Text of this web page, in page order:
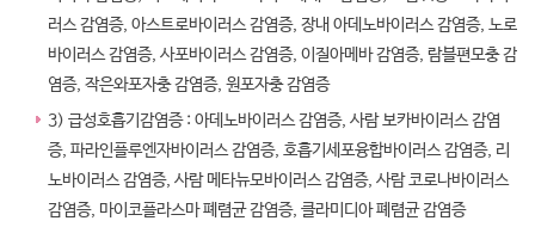
러스 감염증, 아스트로바이러스 감염증, 장내 아데노바이러스 감염증, 노로
바이러스 감염증, 사포바이러스 감염증, 이질아메바 감염증, 람블편모충 감
염증, 작은와포자충 감염증, 원포자충 감염증
3) 급성호흡기감염증 : 아데노바이러스 감염증, 사람 보카바이러스 감염
증, 파라인플루엔자바이러스 감염증, 호흡기세포융합바이러스 감염증, 리
노바이러스 감염증, 사람 메타뉴모바이러스 감염증, 사람 코로나바이러스
감염증, 마이코플라스마 폐렴균 감염증, 클라미디아 폐렴균 감염증